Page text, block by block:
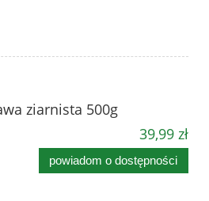
ziarnista 500g
39,99 zł
powiadom o dostępności